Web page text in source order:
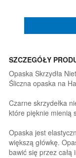
SZCZEGÓŁY
Opaska Skrzydła
Śliczna opaska na
Czarne skrzydełka
które pięknie mienią
Opaska jest
większą główkę.
bawić się przez całą